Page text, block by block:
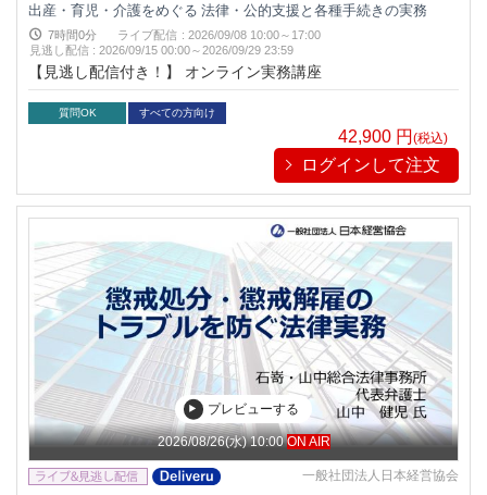
出産・育児・介護をめぐる 法律・公的支援と各種手続きの実務
7時間0分 ライブ配信 : 2026/09/08 10:00～17:00
見逃し配信 :2026/09/15 00:00～2026/09/29 23:59
【見逃し配信付き！】 オンライン実務講座
質問OK すべての方向け
42,900 円(税込)
ログインして注文
プレビューする
2026/08/26(水) 10:00ON AIR
一般社団法人日本経営協会